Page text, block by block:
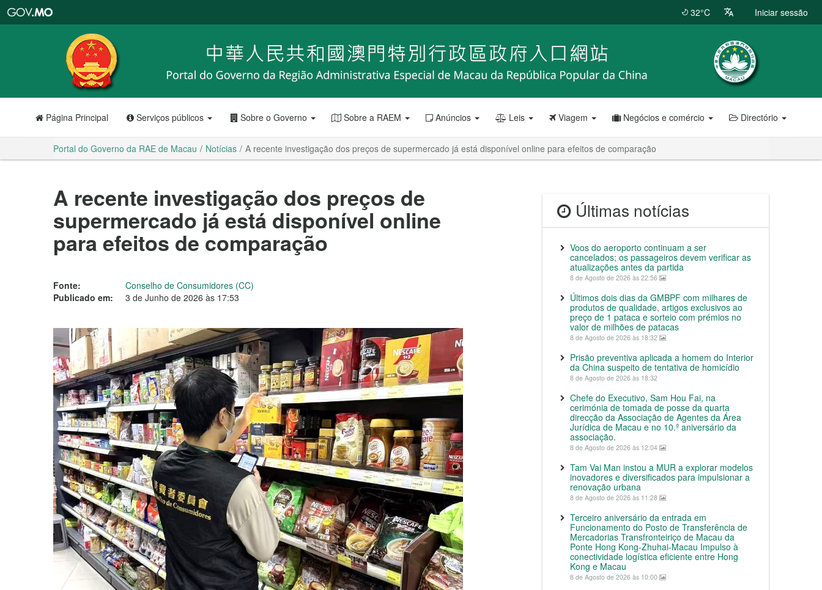
RAE
de
Macau
32°C Iniciar sessão
Página Principal Serviços públicos Sobre o Governo Sobre a RAEM Anúncios Leis Viagem Negócios e comércio Directório
Portal do Governo da RAE de Macau Notícias A recente investigação dos preços de supermercado já está disponível online para efeitos de comparação
A recente investigação dos preços de
supermercado já está disponível online
para efeitos de comparação
Fonte:
Conselho de Consumidores (CC)
Publicado em:
3 de Junho de 2026 às 17:53
Últimas notícias
Voos do aeroporto continuam a ser
cancelados; os passageiros devem verificar as
atualizações antes da partida
8 de Agosto de 2026 às 22:56
Últimos dois dias da GMBPF com milhares de
produtos de qualidade, artigos exclusivos ao
preço de 1 pataca e sorteio com prémios no
valor de milhões de patacas
8 de Agosto de 2026 às 18:32
Prisão preventiva aplicada a homem do Interior
da China suspeito de tentativa de homicídio
8 de Agosto de 2026 às 18:32
Chefe do Executivo, Sam Hou Fai, na
cerimónia de tomada de posse da quarta
direcção da Associação de Agentes da Área
Jurídica de Macau e no 10.º aniversário da
associação.
8 de Agosto de 2026 às 12:04
Tam Vai Man instou a MUR a explorar modelos
inovadores e diversificados para impulsionar a
renovação urbana
8 de Agosto de 2026 às 11:28
Terceiro aniversário da entrada em
Funcionamento do Posto de Transferência de
Mercadorias Transfronteiriço de Macau da
Ponte Hong Kong-Zhuhai-Macau Impulso à
conectividade logística eficiente entre Hong
Kong e Macau
8 de Agosto de 2026 às 10:00